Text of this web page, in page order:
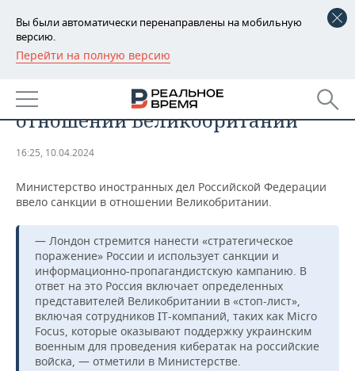
Вы были автоматически перенаправлены на мобильную
версию.
Перейти на полную версию
РЕГИОНЫ
БАШКОРТОСТАН
ТАТАРСТАН
НОВОСТИ
АНАЛИТИКА
ДЕКЛАРАЦИИ О ДОХОДАХ
КОРОЛИ ГОСЗАКАЗА ПФО
ВУЗЫ ТАТАРСТАНА
КОМУ ПРИНАДЛЕЖАТ
ТОРГОВЫЕ ЦЕНТРЫ
ТАТАРСТАНА
НОВОСТИ ЭКОНОМИКИ
ФИНАНСЫ
БАНКИ
БЮДЖЕТ
ИНВЕСТИЦИИ
ПРОМЫШЛЕННОСТЬ
НОВОСТИ
ПРОМЫШЛЕННОСТИ
АГРОПРОМ
МАШИНОСТРОЕНИЕ
НЕФТЕХИМИЯ
НЕДВИЖИМОСТЬ
НОВОСТИ НЕДВИЖИМОСТИ
АВТО
НОВОСТИ АВТО
БИЗНЕС
НОВОСТИ БИЗНЕСА
ТЕХНОЛОГИИ
МИД России ввело санкции в
отношении Великобритании
16:25, 10.04.2024
Министерство иностранных дел Российской Федерации
ввело санкции в отношении Великобритании.
— Лондон стремится нанести «стратегическое
поражение» России и использует санкции и
информационно-пропагандистскую кампанию. В
ответ на это Россия включает определенных
представителей Великобритании в «стоп-лист»,
включая сотрудников IT-компаний, таких как Micro
Focus, которые оказывают поддержку украинским
военным для проведения кибератак на российские
войска, — отметили в Министерстве.